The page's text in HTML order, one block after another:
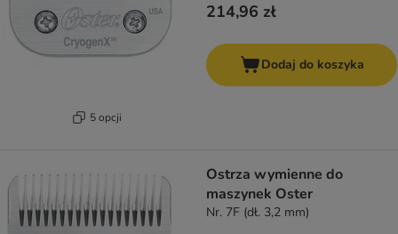
5 opcji
214,96 zł
Dodaj do koszyka
Ostrza wymienne do
maszynek Oster
Nr. 7F (dł. 3,2 mm)